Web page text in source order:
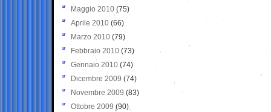
Maggio 2010 (75)
Aprile 2010 (66)
Marzo 2010 (79)
Febbraio 2010 (73)
Gennaio 2010 (74)
Dicembre 2009 (74)
Novembre 2009 (83)
Ottobre 2009 (90)